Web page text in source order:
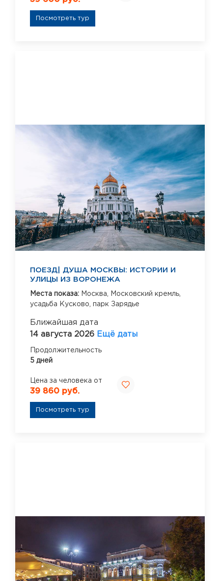
Посмотреть тур
ПОЕЗД| ДУША МОСКВЫ: ИСТОРИИ И
УЛИЦЫ ИЗ ВОРОНЕЖА
Места показа: Москва,
Московский кремль,
усадьба Кусково, парк Зарядье
Ближайшая дата
14 августа 2026 Ещё даты
Продолжительность
5 дней
Цена за человека от
39 860 руб.
Посмотреть тур